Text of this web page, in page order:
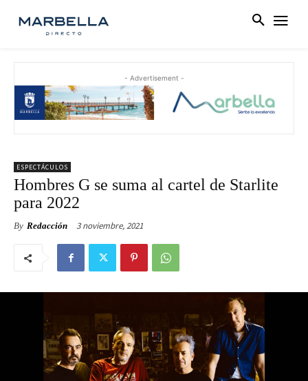
- Advertisement -
ESPECTÁCULOS
Hombres G se suma al cartel de Starlite
para 2022
By Redacción 3 noviembre, 2021